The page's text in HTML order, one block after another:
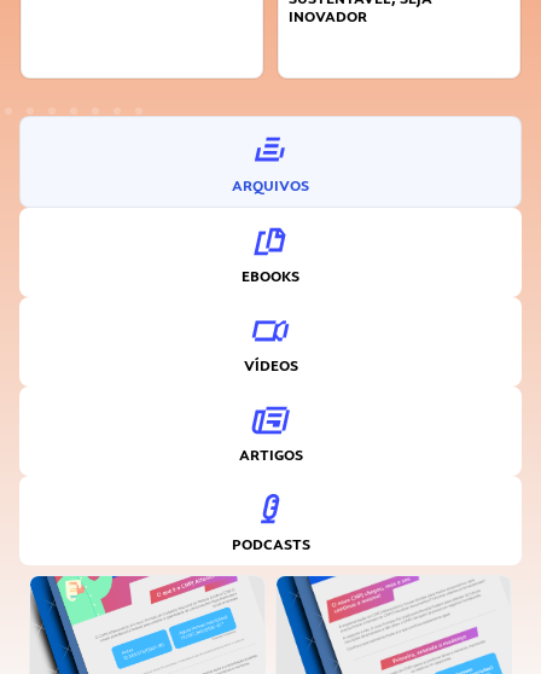
INOVADOR
ARQUIVOS
EBOOKS
VÍDEOS
ARTIGOS
PODCASTS